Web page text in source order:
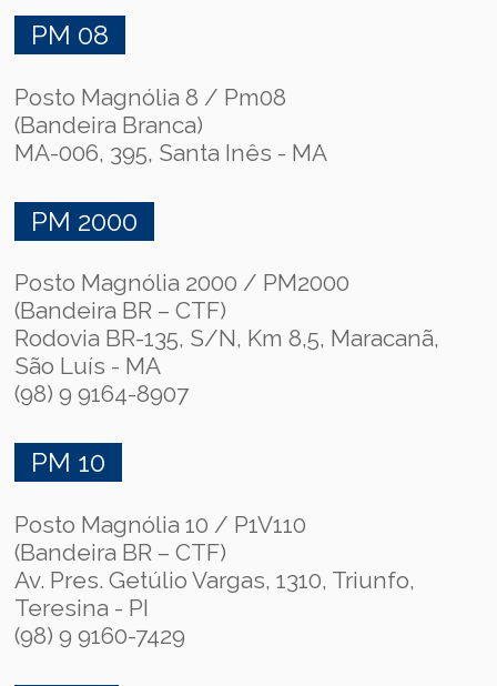
PM 08
Posto Magnólia 8 / Pm08
(Bandeira Branca)
MA-006, 395, Santa Inês - MA
PM 2000
Posto Magnólia 2000 / PM2000
(Bandeira BR – CTF)
Rodovia BR-135, S/N, Km 8,5, Maracanã,
São Luís - MA
(98) 9 9164-8907
PM 10
Posto Magnólia 10 / P1V110
(Bandeira BR – CTF)
Av. Pres. Getúlio Vargas, 1310, Triunfo,
Teresina - PI
(98) 9 9160-7429